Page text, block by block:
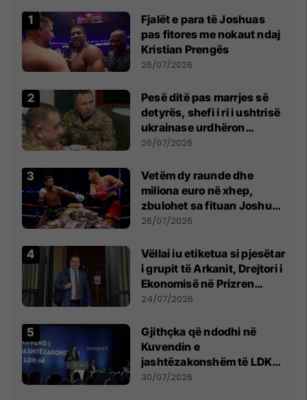
Fjalët e para të Joshuas
pas fitores me nokaut ndaj
Kristian Prengës
26/07/2026
Pesë ditë pas marrjes së
detyrës, shefi i ri i ushtrisë
ukrainase urdhëron
kontroll të madh
26/07/2026
Vetëm dy raunde dhe
miliona euro në xhep,
zbulohet sa fituan Joshua
e Prenga
26/07/2026
Vëllai iu etiketua si pjesëtar
i grupit të Arkanit, Drejtori i
Ekonomisë në Prizren
mohon pretendimet
24/07/2026
Gjithçka që ndodhi në
Kuvendin e
jashtëzakonshëm të LDK-
së
30/07/2026